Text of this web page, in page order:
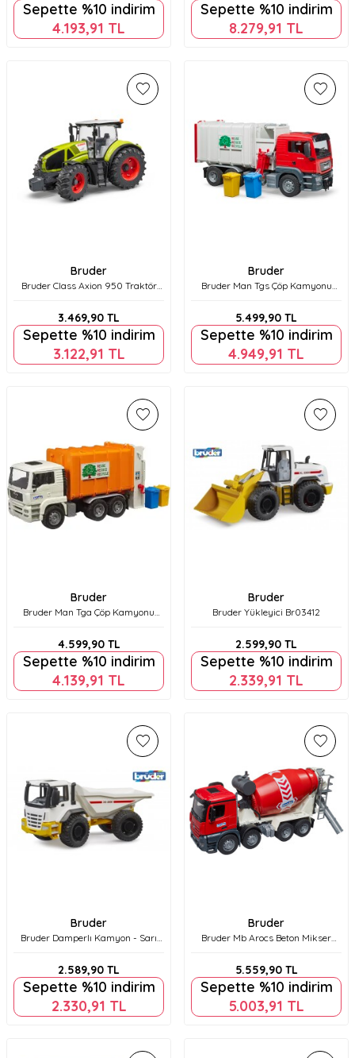
Sepette %10 indirim
4.193,91 TL
Sepette %10 indirim
8.279,91 TL
Bruder
Bruder Class Axion 950 Traktör
3.469,90 TL
Sepette %10 indirim
3.122,91 TL
Bruder
Bruder Man Tgs Çöp Kamyonu
5.499,90 TL
Sepette %10 indirim
4.949,91 TL
Bruder
Bruder Man Tga Çöp Kamyonu
4.599,90TL
Sepette %10 indirim
4.139,91 TL
Bruder
Bruder Yükleyici Br03412
2.599,90 TL
Sepette %10 indirim
2.339,91 TL
Bruder
Bruder Damperlı Kamyon - Sarı
2.589,90 TL
Sepette %10 indirim
2.330,91 TL
Bruder
Bruder Mb Arocs Beton Mikser
5.559,90TL
Sepette %10 indirim
5.003,91 TL